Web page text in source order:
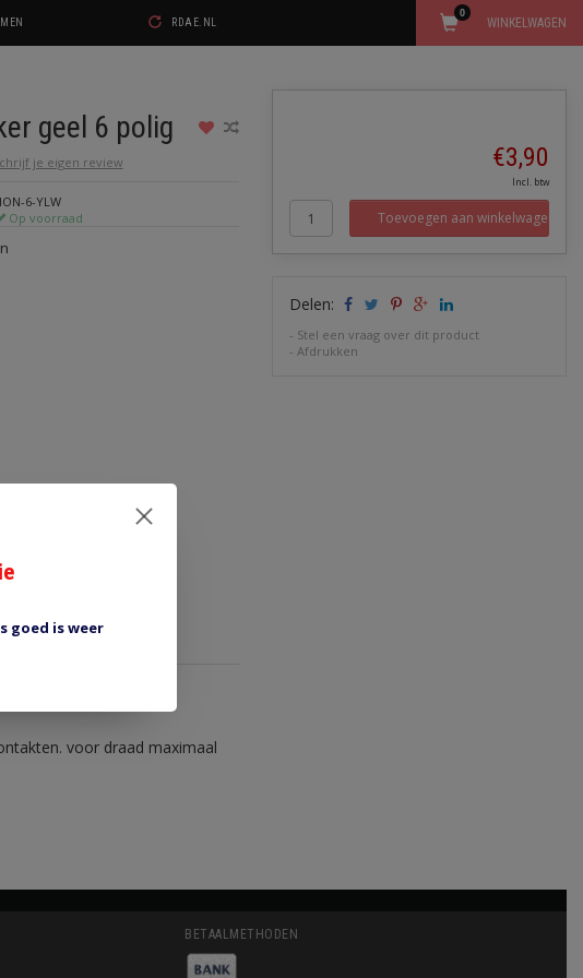
RDAE.NL WINKELWAGEN
0
geel 6 polig
je eigen review
6-YLW
Op voorraad
voor draad maximaal
€3,90
Incl. btw
Toevoegen aan winkelwagen
Delen:
- Stel een vraag over dit product
-Afdrukken
BETAALMETHODEN
goed is weer